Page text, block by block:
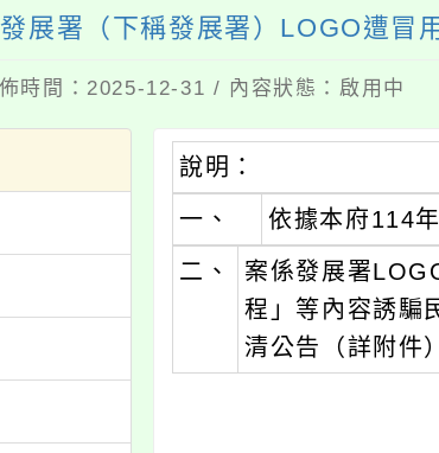
展署（下稱發展署）LOGO遭冒
時間：2025-12-31 / 內容狀態：啟用中
說明：
一、
依據本府114
二、
案係發展署
程」等內容誘騙
清公告（詳附件